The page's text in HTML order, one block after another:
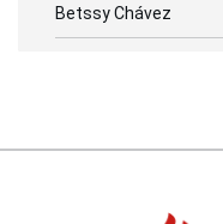
Betssy Chávez